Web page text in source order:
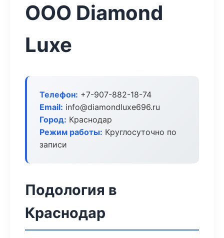
ООО Diamond
Luxe
Телефон: +7-907-882-18-74
Email: info@diamondluxe696.ru
Город: Краснодар
Режим работы: Круглосуточно по
записи
Подология в
Краснодар